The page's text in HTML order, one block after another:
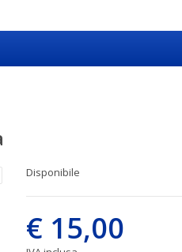
Disponibile
€ 15,00